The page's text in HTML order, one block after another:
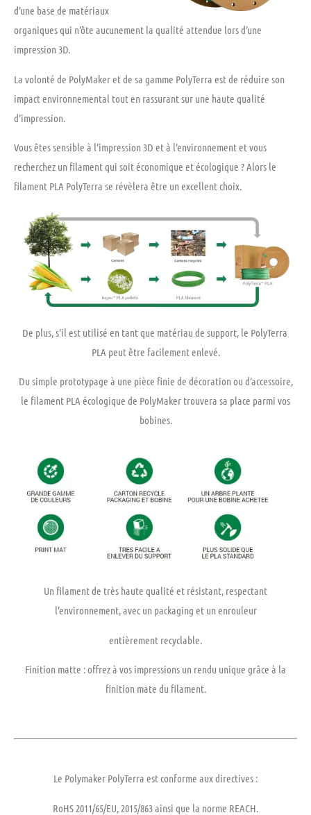
d’une base de matériaux
organiques qui n’ôte aucunement la qualité attendue lors d’une
impression 3D.
La volonté de PolyMaker et de sa gamme PolyTerra est de réduire son
impact environnemental tout en rassurant sur une haute qualité
d’impression.
Vous êtes sensible à l’impression 3D et à l’environnement et vous
recherchez un filament qui soit économique et écologique ? Alors le
filament PLA PolyTerra se révèlera être un excellent choix.
De plus, s’il est utilisé en tant que matériau de support, le PolyTerra ️
PLA peut être facilement enlevé.
Du simple prototypage à une pièce finie de décoration ou d’accessoire,
le filament PLA écologique de PolyMaker trouvera sa place parmi vos
bobines.
Un filament de très haute qualité et résistant, respectant
l’environnement, avec un packaging et un enrouleur
entièrement recyclable.
Finition matte : offrez à vos impressions un rendu unique grâce à la
finition mate du filament.
Le Polymaker PolyTerra est conforme aux directives :
RoHS 2011/65/EU, 2015/863 ainsi que la norme REACH.